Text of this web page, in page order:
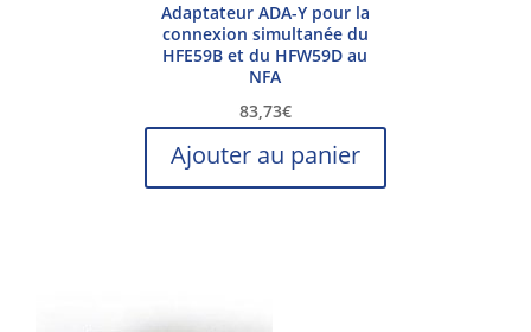
Adaptateur ADA-Y pour la
connexion simultanée du
HFE59B et du HFW59D au
NFA
83,73€
Ajouter au panier